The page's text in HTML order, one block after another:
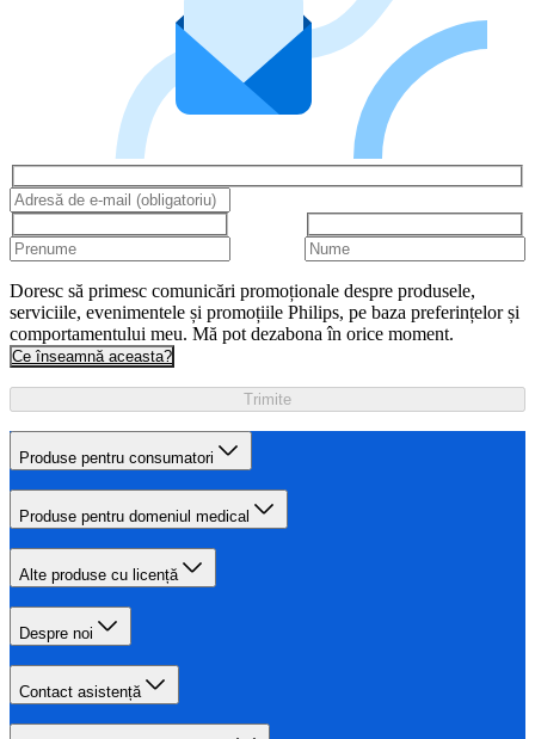
Doresc să primesc comunicări promoționale despre produsele,
serviciile, evenimentele și promoțiile Philips, pe baza preferințelor și
comportamentului meu. Mă pot dezabona în orice moment.
Ce înseamnă aceasta?
Trimite
Produse pentru consumatori
Produse pentru domeniul medical
Alte produse cu licență
Despre noi
Contact asistență